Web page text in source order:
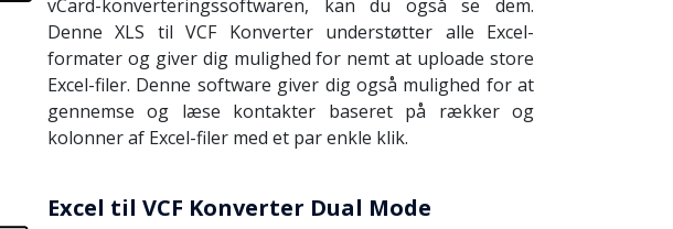
vCard-konverteringssoftwaren, kan du også se dem.
Denne XLS til VCF Konverter understøtter alle Excel-
formater og giver dig mulighed for nemt at uploade store
Excel-filer. Denne software giver dig også mulighed for at
gennemse og læse kontakter baseret på rækker og
kolonner af Excel-filer med et par enkle klik.
Excel til VCF Konverter Dual Mode